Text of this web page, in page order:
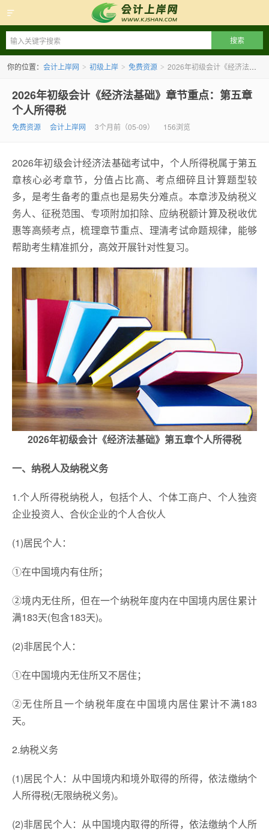
会计上岸网
你的位置： 会计上岸网 > 初级上岸 > 免费资源 > 2026年初级会计《经济法基础》章节重点：第五章个人所得税
2026年初级会计《经济法基础》章节重点：第五章
个人所得税
免费资源 会计上岸网 3个月前（05-09） 156浏览
2026年初级会计经济法基础考试中，个人所得税属于第五
章核心必考章节，分值占比高、考点细碎且计算题型较
多，是考生备考的重点也是易失分难点。本章涉及纳税义
务人、征税范围、专项附加扣除、应纳税额计算及税收优
惠等高频考点，梳理章节重点、理清考试命题规律，能够
帮助考生精准抓分，高效开展针对性复习。
2026年初级会计《经济法基础》第五章个人所得税
一、纳税人及纳税义务
1.个人所得税纳税人，包括个人、个体工商户、个人独资
企业投资人、合伙企业的个人合伙人
(1)居民个人：
①在中国境内有住所；
②境内无住所，但在一个纳税年度内在中国境内居住累计
满183天(包含183天)。
(2)非居民个人：
①在中国境内无住所又不居住；
②无住所且一个纳税年度在中国境内居住累计不满183
天。
2.纳税义务
(1)居民个人：从中国境内和境外取得的所得，依法缴纳个
人所得税(无限纳税义务)。
(2)非居民个人：从中国境内取得的所得，依法缴纳个人所